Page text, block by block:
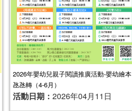
2026年嬰幼兒親子閱讀推廣活動-嬰幼繪本
氹氹轉（4-6月）
活動日期： 2026年04月11日